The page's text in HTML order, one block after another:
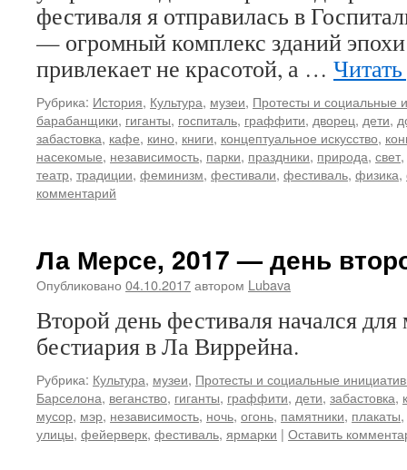
фестиваля я отправилась в
— огромный комплекс зданий
привлекает не красотой, а …
Рубрика: История, Культура, музеи, Протесты и социальные
барабанщики, гиганты, госпиталь, граффити, дворец, дети,
забастовка, кафе, кино, книги, концептуальное искусство,
насекомые, независимость, парки, праздники, природа, свет,
театр, традиции, феминизм, фестивали, фестиваль, физика,
комментарий
Ла Мерсе, 2017 — день
Опубликовано 04.10.2017автором Lubava
Второй день фестиваля начался
бестиария в Ла Виррейна.
Рубрика: Культура, музеи, Протесты и социальные
Барселона, веганство, гиганты, граффити, дети, забастовка,
мусор, мэр, независимость, ночь, огонь, памятники, плакаты,
улицы, фейерверк, фестиваль, ярмарки | Оставить